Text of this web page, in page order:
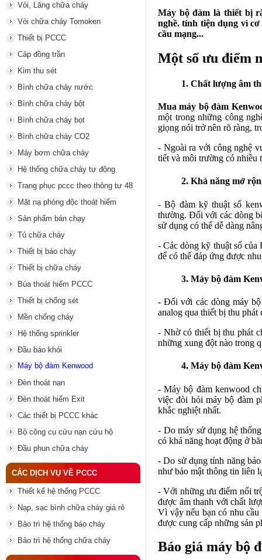
Vòi, Lăng chữa cháy
Vòi chữa cháy Tomoken
Thiết bị PCCC
Cáp đồng trần
Kim thu sét
Bình chữa cháy nước
Bình chữa cháy bột
Bình chữa cháy bọt
Bình chữa cháy CO2
Máy bơm chữa cháy
Hệ thống chữa cháy tự động
Trang phục pccc theo thông tư 48
Mặt nạ phòng độc thoát hiểm
Sản phẩm bán chạy
Tủ chữa cháy
Thiết bị báo cháy
Thiết bị chữa cháy
Búa thoát hiểm PCCC
Thiết bị chống sét
Mền chống cháy
Hệ thống sprinkler
Đầu báo khói
Máy bộ đàm Kenwood
Đèn thoát nạn
Đèn thoát hiểm Exit
Các thiết bị PCCC khác
Bộ công cụ cứu nạn cứu hộ
Đầu phun chữa cháy
CÁC DỊCH VỤ VỀ PCCC
Thiết kế hệ thống PCCC
Nạp, sạc bình chữa cháy giá rẻ
Bảo trì hệ thống báo cháy
Bảo trì hệ thống chữa cháy
Máy bộ đàm là thiết bị
nghề. tính tiện dụng vì
cầu mạng...
Một số ưu điểm
1. Chất lượng âm
Mua máy bộ đàm
một trong những công
giọng nói trở nên rõ ràng,
- Ngoài ra với công nghệ
tiết và môi trường có nhiều
2. Khả năng mở
- Bộ đàm kỹ thuật số
thường. Đối với các dòng
sử dụng có thể dễ dàng
- Các dòng kỹ thuật số của
để có thể đáp ứng được
3. Máy bộ đàm
- Đối với các dòng máy bộ
analog qua thiết bị thu phát
- Nhờ có thiết bị thu phát
những xung đột nào trong
4. Máy bộ đàm
- Máy bộ đàm kenwood
việc đòi hỏi máy bộ đàm
khắc nghiệt nhất.
- Do máy sử dụng hệ
có khả năng hoạt động ở
- Do sử dụng tính năng
như bảo mật thông tin liên
- Với những ưu điểm nổi
được âm thanh với chất
Vì vậy nếu bạn có nhu
được cung cấp những sản
Báo giá máy bộ